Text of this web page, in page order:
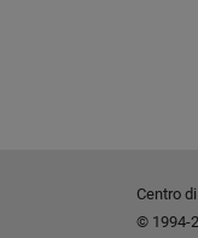
Centro
© 1994-